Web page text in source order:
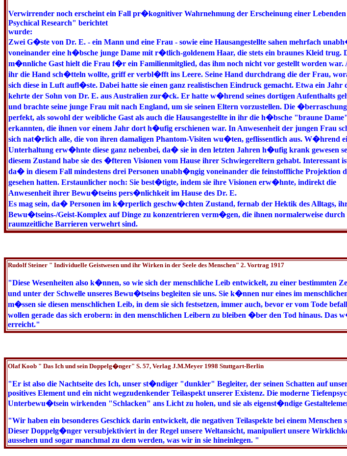
Verwirrender noch erscheint ein Fall pr�kognitiver Wahrnehmung der Erscheinung einer
Psychical Research" berichtet
wurde:
Zwei G�ste von Dr. E. - ein Mann und eine Frau - sowie eine Hausangestellte sahen mehrfach
voneinander eine h�bsche junge Dame mit r�tlich-goldenem Haar, die stets ein braunes Kleid trug.
m�nnliche Gast hielt die Frau f�r ein Familienmitglied, das ihm noch nicht vor gestellt worden war.
ihr die Hand sch�tteln wollte, griff er verbl�fft ins Leere. Seine Hand durchdrang die der Frau,
sich diese in Luft aufl�ste. Dabei hatte sie einen ganz realistischen Eindruck gemacht. Etwa ein Jahr
kehrte der Sohn von Dr. E. aus Australien zur�ck. Er hatte w�hrend seines dortigen Aufenthalts
und brachte seine junge Frau mit nach England, um sie seinen Eltern vorzustellen. Die
perfekt, als sowohl der weibliche Gast als auch die Hausangestellte in ihr die h�bsche "braune Dame"
erkannten, die ihnen vor einem Jahr dort h�ufig erschienen war. In Anwesenheit der jungen Frau
sich nat�rlich alle, die von ihren damaligen Phantom-Visiten wu�ten, geflissentlich aus. W�hrend
Unterhaltung erw�hnte diese ganz nebenbei, da� sie in den letzten Jahren h�ufig krank gewesen
diesem Zustand habe sie des �fteren Visionen vom Hause ihrer Schwiegereltern gehabt. Interessant
da� in diesem Fall mindestens drei Personen unabh�ngig voneinander die feinstoffliche Projektion
gesehen hatten. Erstaunlicher noch: Sie best�tigte, indem sie ihre Visionen erw�hnte, indirekt die
Anwesenheit ihrer Bewu�tseins pers�nlichkeit im Hause des Dr. E.
Es mag sein, da� Personen im k�rperlich geschw�chten Zustand, fernab der Hektik des Alltags,
Bewu�tseins-/Geist-Komplex auf Dinge zu konzentrieren verm�gen, die ihnen normalerweise durch
raumzeitliche Barrieren verwehrt sind.
Rudolf Steiner " Individuelle Geistwesen und ihr Wirken in der Seele des Menschen" 2. Vortrag 1917
"Diese Wesenheiten also k�nnen, so wie sich der menschliche Leib entwickelt, zu einer
und unter der Schwelle unseres Bewu�tseins begleiten sie uns. Sie k�nnen nur eines im
m�ssen sie diesen menschlichen Leib, in dem sie sich festsetzen, immer auch, bevor er vom Tode
wollen gerade das sich erobern: in den menschlichen Leibern zu bleiben �ber den Tod hinaus. Das
erreicht."
Olaf Koob " Das Ich und sein Doppelg�nger" S. 57, Verlag J.M.Meyer 1998 Stuttgart-Berlin
"Er ist also die Nachtseite des Ich, unser st�ndiger "dunkler" Begleiter, der seinen Schatten auf
positives Element und ein nicht wegzudenkender Teilaspekt unserer Existenz. Die moderne
Unterbewu�tsein wirkenden "Schlacken" ans Licht zu holen, und sie als eigenst�ndige
"Wir haben ein besonderes Geschick darin entwickelt, die negativen Teilaspekte bei einem
Dieser Doppelg�nger versubjektiviert in der Regel unsere Weltansicht, manipuliert unsere
aussehen und sogar manchmal zu dem werden, was wir in sie hineinlegen. "